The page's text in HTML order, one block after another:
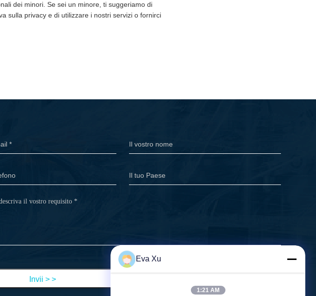
dei minori. Se sei un minore, ti suggeriamo di
sulla privacy e di utilizzare i nostri servizi o fornirci
Invii > >
Eva Xu
1:21 AM